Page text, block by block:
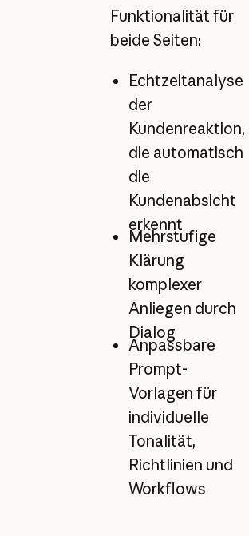
Funktionalität für
beide Seiten:
Echtzeitanalyse
der
Kundenreaktion,
die automatisch
die
Kundenabsicht
erkennt
Mehrstufige
Klärung
komplexer
Anliegen durch
Dialog
Anpassbare
Prompt-
Vorlagen für
individuelle
Tonalität,
Richtlinien und
Workflows